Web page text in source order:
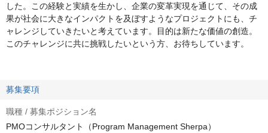
した。この経験と実績を生かし、企業の変革実現を通じて、その成
果が社会に大きなインパクトを及ぼすようなプロジェクトにも、チ
ャレンジしていきたいと考えています。目的は新たな価値の創造。
このチャレンジに共に挑戦したいという方、お待ちしています。
募集要項
職種 / 募集ポジション名
PMOコンサルタント（Program Management Sherpa）